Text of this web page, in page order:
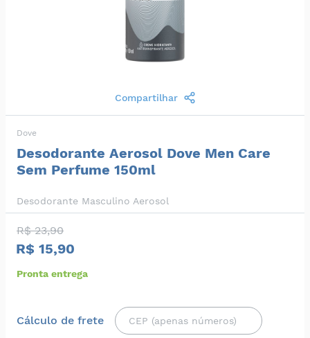
Compartilhar
Dove
Desodorante Aerosol Dove Men Care
Sem Perfume 150ml
Desodorante Masculino Aerosol
R$ 23,90
R$ 15,90
Pronta entrega
Cálculo de frete